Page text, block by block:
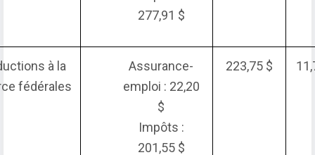
277,91 $
à la
fédérales
Assurance-
emploi : 22,20
$
Impôts :
201,55 $
223,75 $